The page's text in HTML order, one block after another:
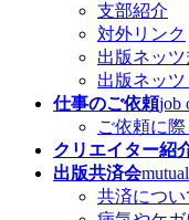
支部紹介
対外リンク
出版ネッツ
出版ネッ
仕事のご依頼job
ご依頼に際
クリエイター紹
出版共済会
共済につい